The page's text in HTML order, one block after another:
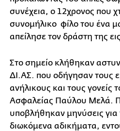
συνέχεια, ο 12χρονος που
συνομήλικο φίλο του ένα
απείλησε τον δράστη της
Στο σημείο κλήθηκαν
ΔΙ.ΑΣ. που οδήγησαν τους
ανήλικους και τους γονείς
Ασφαλείας Παύλου Μελά.
υποβλήθηκαν μηνύσεις
διωκόμενα αδικήματα,